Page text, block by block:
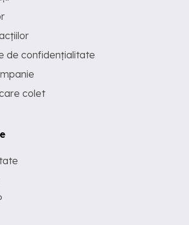
de confidențialitate
colet